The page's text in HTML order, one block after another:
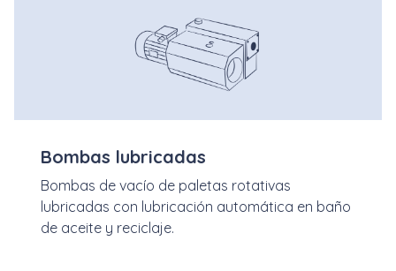
Bombas lubricadas
Bombas de vacío de paletas rotativas
lubricadas con lubricación automática en baño
de aceite y reciclaje.